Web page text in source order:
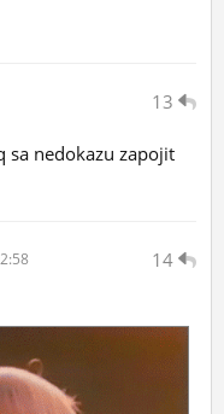
13
sa nedokazu zapojit
14